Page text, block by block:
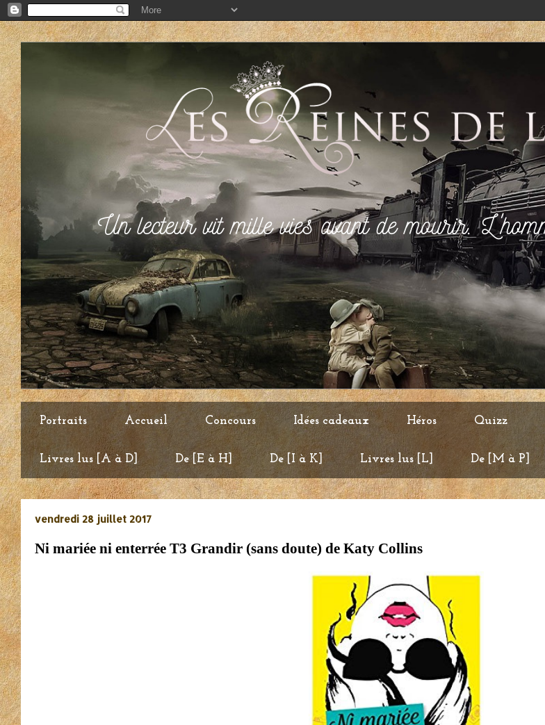
Portraits Accueil Concours Idées cadeaux Héros Quizz
Livres lus [A à D] De [E à H] De [I à K] Livres lus [L] De [M à P]
vendredi 28 juillet 2017
Ni mariée ni enterrée T3 Grandir (sans doute) de Katy Collins